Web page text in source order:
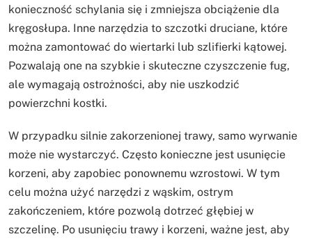
konieczność schylania się i zmniejsza obciążenie dla
kręgosłupa. Inne narzędzia to szczotki druciane, które
można zamontować do wiertarki lub szlifierki kątowej.
Pozwalają one na szybkie i skuteczne czyszczenie fug,
ale wymagają ostrożności, aby nie uszkodzić
powierzchni kostki.
W przypadku silnie zakorzenionej trawy, samo wyrwanie
może nie wystarczyć. Często konieczne jest usunięcie
korzeni, aby zapobiec ponownemu wzrostowi. W tym
celu można użyć narzędzi z wąskim, ostrym
zakończeniem, które pozwolą dotrzeć głębiej w
szczelinę. Po usunięciu trawy i korzeni, ważne jest, aby